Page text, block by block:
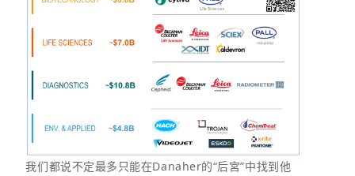
我们都说不定最多只能在Danaher的“后宮”中找到他